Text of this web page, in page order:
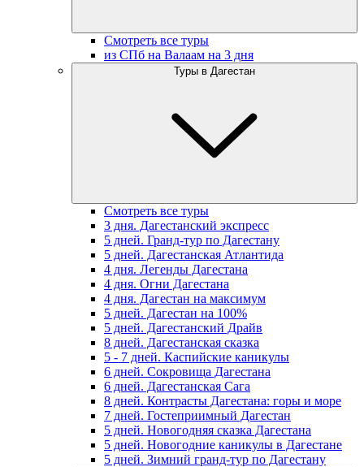
Смотреть все туры
из СПб на Валаам на 3 дня
Туры в Дагестан
Смотреть все туры
3 дня. Дагестанский экспресс
5 дней. Гранд-тур по Дагестану
5 дней. Дагестанская Атлантида
4 дня. Легенды Дагестана
4 дня. Огни Дагестана
4 дня. Дагестан на максимум
5 дней. Дагестан на 100%
5 дней. Дагестанский Драйв
8 дней. Дагестанская сказка
5 - 7 дней. Каспийские каникулы
6 дней. Сокровища Дагестана
6 дней. Дагестанская Сага
8 дней. Контрасты Дагестана: горы и море
7 дней. Гостеприимный Дагестан
5 дней. Новогодняя сказка Дагестана
5 дней. Новогодние каникулы в Дагестане
5 дней. Зимний гранд-тур по Дагестану